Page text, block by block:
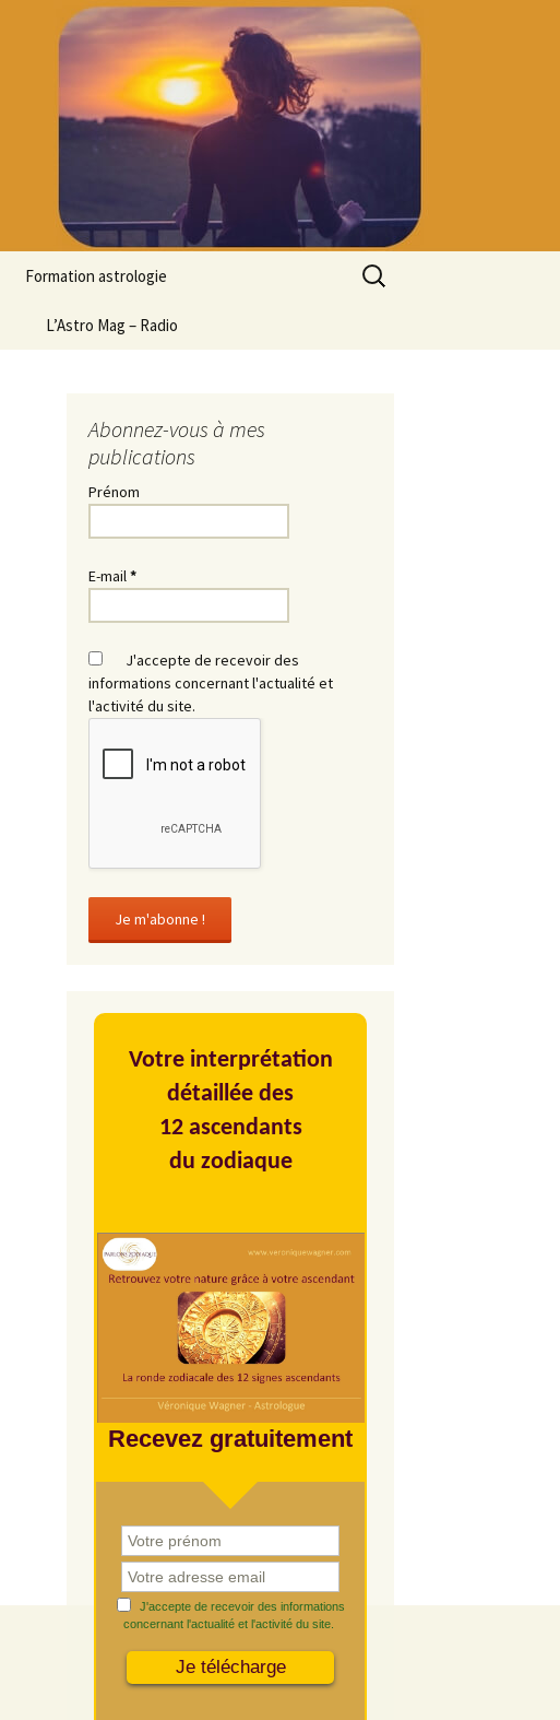
Formation astrologie
Initiation à l’ASTROLOGIE
Stage découverte
Formation en ligne
Astrologie
L’Astro Mag – Radio
Rechercher :
Abonnez-vous à mes
publications
Prénom
E-mail*
J'accepte de recevoir des
informations concernant l'actualité et
l'activité du site.
Votre interprétation
détaillée des
12 ascendants
du zodiaque
Recevez gratuitement
J'accepte de recevoir des informations
concernant l'actualité et l'activité du site.